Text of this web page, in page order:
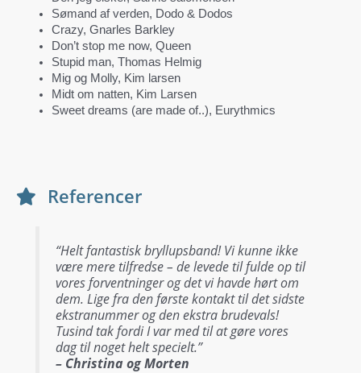
Sømand af verden, Dodo & Dodos
Crazy, Gnarles Barkley
Don’t stop me now, Queen
Stupid man, Thomas Helmig
Mig og Molly, Kim larsen
Midt om natten, Kim Larsen
Sweet dreams (are made of..), Eurythmics
Referencer
“Helt fantastisk bryllupsband! Vi kunne ikke
være mere tilfredse – de levede til fulde op til
vores forventninger og det vi havde hørt om
dem. Lige fra den første kontakt til det sidste
ekstranummer og den ekstra brudevals!
Tusind tak fordi I var med til at gøre vores
dag til noget helt specielt.”
– Christina og Morten